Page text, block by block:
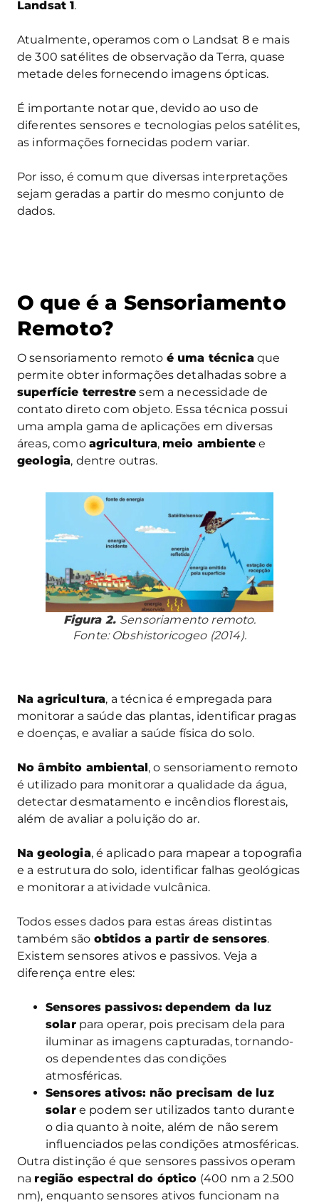
Landsat 1.
Atualmente, operamos com o Landsat 8 e mais
de 300 satélites de observação da Terra, quase
metade deles fornecendo imagens ópticas.
É importante notar que, devido ao uso de
diferentes sensores e tecnologias pelos satélites,
as informações fornecidas podem variar.
Por isso, é comum que diversas interpretações
sejam geradas a partir do mesmo conjunto de
dados.
O que é a Sensoriamento
Remoto?
O sensoriamento remoto é uma técnicaque
permite obter informações detalhadas sobre a
superfície terrestre sem a necessidade de
contato direto com objeto. Essa técnica possui
uma ampla gama de aplicações em diversas
áreas, como agricultura, meio ambiente e
geologia, dentre outras.
Figura 2. Sensoriamento remoto.
Fonte: Obshistoricogeo (2014).
Na agricultura, a técnica é empregada para
monitorar a saúde das plantas, identificar pragas
e doenças, e avaliar a saúde física do solo.
No âmbito ambiental, o sensoriamento remoto
é utilizado para monitorar a qualidade da água,
detectar desmatamento e incêndios florestais,
além de avaliar a poluição do ar.
Na geologia, é aplicado para mapear a topografia
e a estrutura do solo, identificar falhas geológicas
e monitorar a atividade vulcânica.
Todos esses dados para estas áreas distintas
também são obtidos a partir de sensores.
Existem sensores ativos e passivos. Veja a
diferença entre eles:
Sensores passivos: dependem da luz
solarpara operar, pois precisam dela para
iluminar as imagens capturadas, tornando-
os dependentes das condições
atmosféricas.
Sensores ativos: não precisam de luz
solare podem ser utilizados tanto durante
o dia quanto à noite, além de não serem
influenciados pelas condições atmosféricas.
Outra distinção é que sensores passivos operam
na região espectral do óptico (400 nm a 2.500
nm), enquanto sensores ativos funcionam na